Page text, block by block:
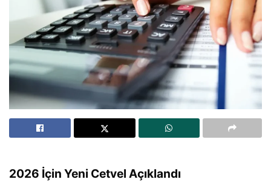
2026 İçin Yeni Cetvel Açıklandı